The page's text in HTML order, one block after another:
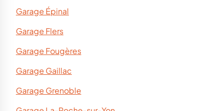
Garage Épinal
Garage Flers
Garage Fougères
Garage Gaillac
Garage Grenoble